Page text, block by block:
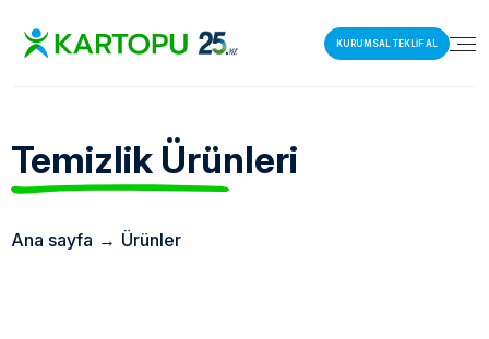
KURUMSAL TEKLİF AL
Temizlik Ürünleri
Ana sayfa → Ürünler